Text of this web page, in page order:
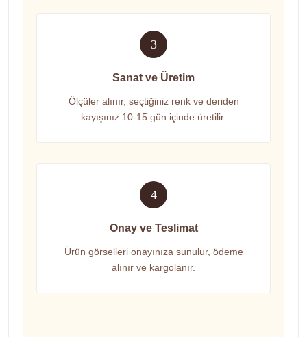
3
Sanat ve Üretim
Ölçüler alınır, seçtiğiniz renk ve deriden
kayışınız 10-15 gün içinde üretilir.
4
Onay ve Teslimat
Ürün görselleri onayınıza sunulur, ödeme
alınır ve kargolanır.